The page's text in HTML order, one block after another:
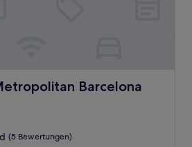
Barcelona
Barcelona
(5 Bewertungen)